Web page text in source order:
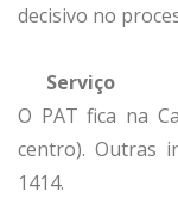
decisivo no
Serviço
O PAT fica na
centro). Outras
1414.